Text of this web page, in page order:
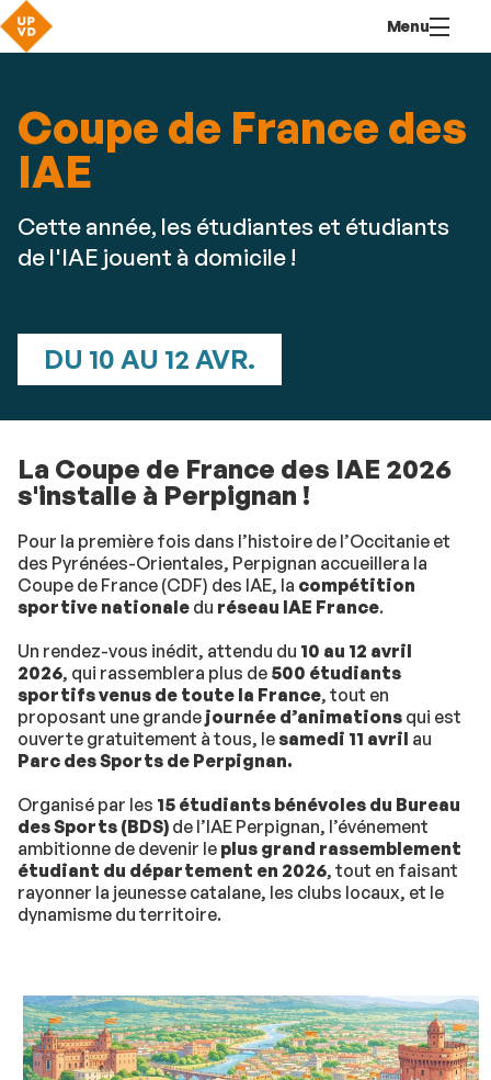
contenu
Menu
Coupe de France des
IAE
Cette année, les étudiantes et étudiants
de l'IAE jouent à domicile !
DU 10 AU 12 AVR.
La Coupe de France des IAE 2026
s'installe à Perpignan !
Pour la première fois dans l’histoire de l’Occitanie et
des Pyrénées-Orientales, Perpignan accueillera la
Coupe de France (CDF) des IAE, la compétition
sportive nationale du réseau IAE France.
Un rendez-vous inédit, attendu du 10 au 12 avril
2026, qui rassemblera plus de 500 étudiants
sportifs venus de toute la France, tout en
proposant une grande journée d’animations qui est
ouverte gratuitement à tous, lesamedi 11 avril au
Parc des Sports de Perpignan.
Organisé par les 15 étudiants bénévoles du Bureau
des Sports (BDS) de l’IAE Perpignan, l’événement
ambitionne de devenir le plus grand rassemblement
étudiant du département en 2026, tout en faisant
rayonner la jeunesse catalane, les clubs locaux, et le
dynamisme du territoire.